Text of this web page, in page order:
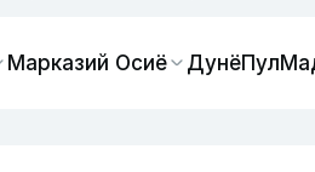
Марказий Осиё ДунёПул